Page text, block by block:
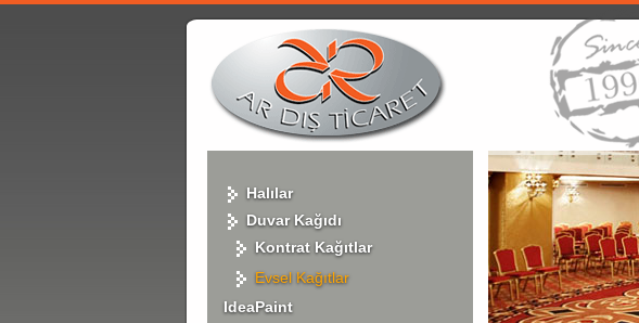
Halılar
Duvar Kağıdı
Kontrat Kağıtlar
Evsel Kağıtlar
IdeaPaint